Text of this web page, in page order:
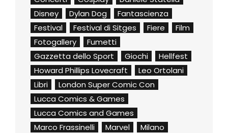
Disney
Dylan Dog
Fantascienza
Festival
Festival di Sitges Fiere
Film
Fotogallery
Fumetti
Gazzetta dello Sport
Giochi
Hellfest
Howard Phillips Lovecraft
Leo Ortolani
Libri
London Super Comic Con
Lucca Comics & Games
Lucca Comics and Games
Marco Frassinelli
Marvel
Milano